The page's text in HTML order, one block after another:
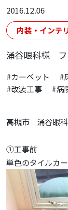
2016.12.06
内装・インテ
涌谷眼科様 フ
#カーペット #
#改装工事
#病
高槻市 涌谷眼科
①工事前
単色のタイルカー